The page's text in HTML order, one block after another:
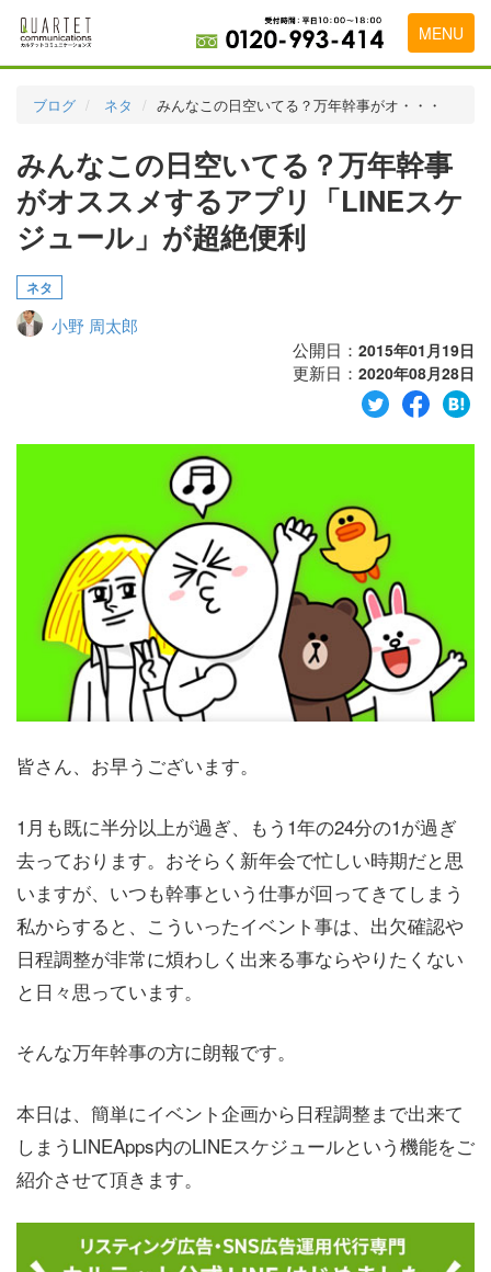
MENU
実績・お客様の声
初めて導入をお考えの方
広告代理店・HP制作会社様へ
お問い合わせ
ブログ ネタ みんなこの日空いてる？万年幹事がオ・・・
みんなこの日空いてる？万年幹事
がオススメするアプリ「LINEスケ
ジュール」が超絶便利
ネタ
小野 周太郎
公開日： 2015年01月19日
更新日： 2020年08月28日
皆さん、お早うございます。
1月も既に半分以上が過ぎ、もう1年の24分の1が過ぎ
去っております。おそらく新年会で忙しい時期だと思
いますが、いつも幹事という仕事が回ってきてしまう
私からすると、こういったイベント事は、出欠確認や
日程調整が非常に煩わしく出来る事ならやりたくない
と日々思っています。
そんな万年幹事の方に朗報です。
本日は、簡単にイベント企画から日程調整まで出来て
しまうLINEApps内のLINEスケジュールという機能をご
紹介させて頂きます。